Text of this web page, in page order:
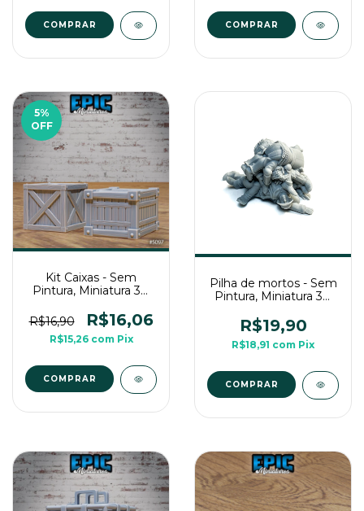
5%
OFF
Kit Caixas - Sem
Pintura, Miniatura 3D
Mesa
R$16,90 R$16,06
R$15,26 com Pix
Pilha de mortos - Sem
Pintura, Miniatura 3D
Mesa
R$19,90
R$18,91 com Pix